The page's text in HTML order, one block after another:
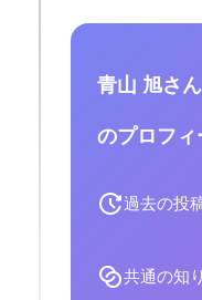
青山 旭さん
のプロフ
過去の投
共通の知